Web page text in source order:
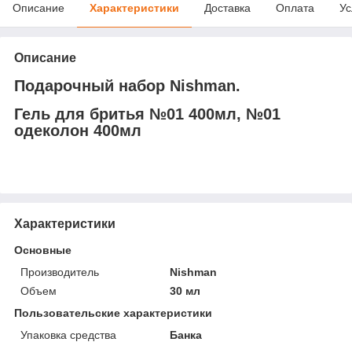
Описание Характеристики Доставка Оплата
Описание
Подарочный набор Nishman.
Гель для бритья №01 400мл, №01
одеколон 400мл
Характеристики
Основные
Производитель
Nishman
Объем
30 мл
Пользовательские характеристики
Упаковка средства
Банка